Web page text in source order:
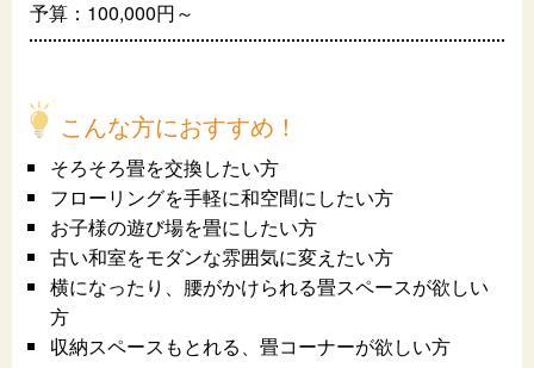
予算：100,000円～
こんな方におすすめ！
そろそろ畳を交換したい方
フローリングを手軽に和空間にしたい方
お子様の遊び場を畳にしたい方
古い和室をモダンな雰囲気に変えたい方
横になったり、腰がかけられる畳スペースが欲しい
方
収納スペースもとれる、畳コーナーが欲しい方